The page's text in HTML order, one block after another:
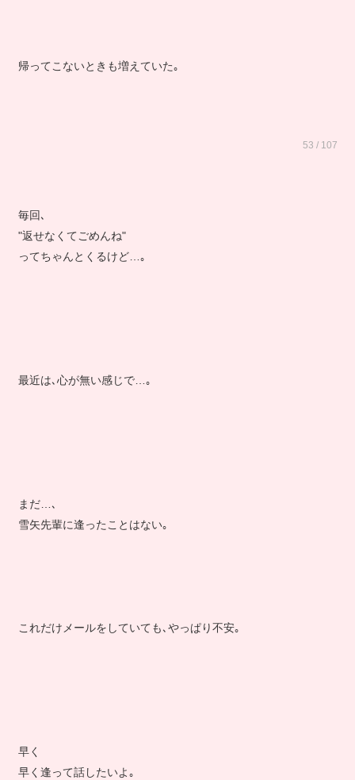
帰ってこないときも増えていた｡
53 / 107
毎回､
"返せなくてごめんね"
ってちゃんとくるけど…｡
最近は､心が無い感じで…｡
まだ…､
雪矢先輩に逢ったことはない｡
これだけメールをしていても､やっぱり不安｡
早く
早く逢って話したいよ｡